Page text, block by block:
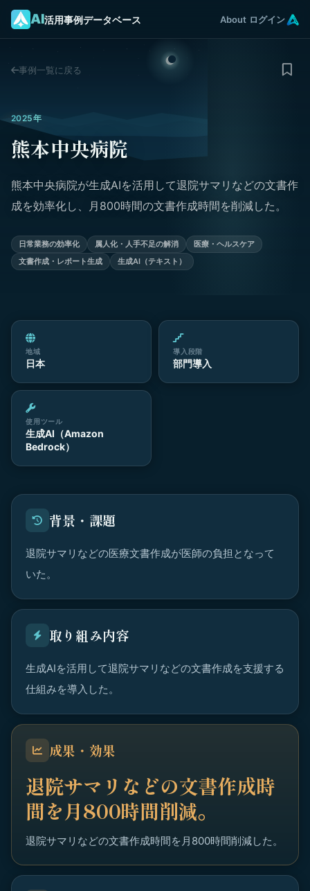
AI活用事例データベース About ログイン
事例一覧に戻る
2025年
熊本中央病院
熊本中央病院が生成AIを活用して退院サマリなどの文書作
成を効率化し、月800時間の文書作成時間を削減した。
日常業務の効率化 属人化・人手不足の解消
医療・ヘルスケア
文書作成・レポート生成
生成AI（テキスト）
地域
日本
導入段階
部門導入
使用ツール
生成AI（Amazon
Bedrock）
背景・課題
退院サマリなどの医療文書作成が医師の負担となって
いた。
取り組み内容
生成AIを活用して退院サマリなどの文書作成を支援する
仕組みを導入した。
成果・効果
退院サマリなどの文書作成時
間を月800時間削減。
退院サマリなどの文書作成時間を月800時間削減した。